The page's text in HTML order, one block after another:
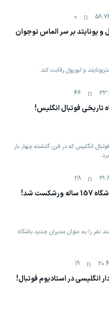
0
یونایتد بر سر الماس نوجوان
و لیورپول رقابت کند.
46
انگلیس که در قرن گذشته چهار بار
28
شد!
نفر را به عنوان مدیران جدید باشگاه
19
انگلیسی در استادیوم فوتبال!